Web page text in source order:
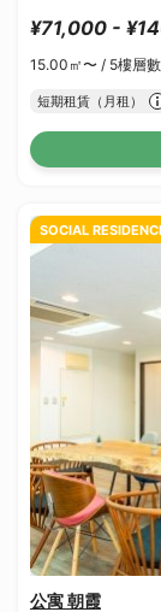
¥71,000 -
15.00㎡〜 / 5樓層
短期租賃（月租）
SOCIAL
公寓 朝霞